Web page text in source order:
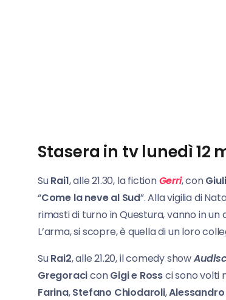
Stasera in tv lunedì 12
SuRai1, alle 21.30, la fictionGerri, con
“Come la neve al Sud”. Alla vigilia di
rimasti di turno in Questura, vanno in
L’arma, si scopre, è quella di un loro
SuRai2, alle 21.20, il comedy show
GregoraciconGigi e Rossci sono volti
Farina,Stefano Chiodaroli,